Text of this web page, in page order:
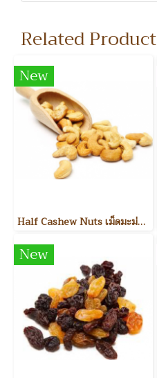
Related Product
New
Half Cashew Nuts เม็ดมะม่วงหิมพานต์แบ่งครึ่ง
New